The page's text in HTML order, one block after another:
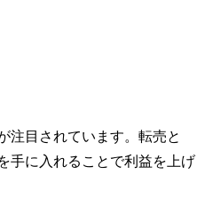
注目されています。転売と
手に入れることで利益を上げ